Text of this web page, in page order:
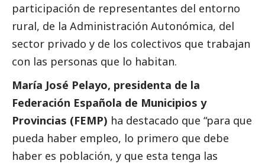
participación de representantes del entorno
rural, de la Administración Autonómica, del
sector privado y de los colectivos que trabajan
con las personas que lo habitan.
María José Pelayo, presidenta de la
Federación Española de Municipios y
Provincias (FEMP) ha destacado que “para que
pueda haber empleo, lo primero que debe
haber es población, y que esta tenga las